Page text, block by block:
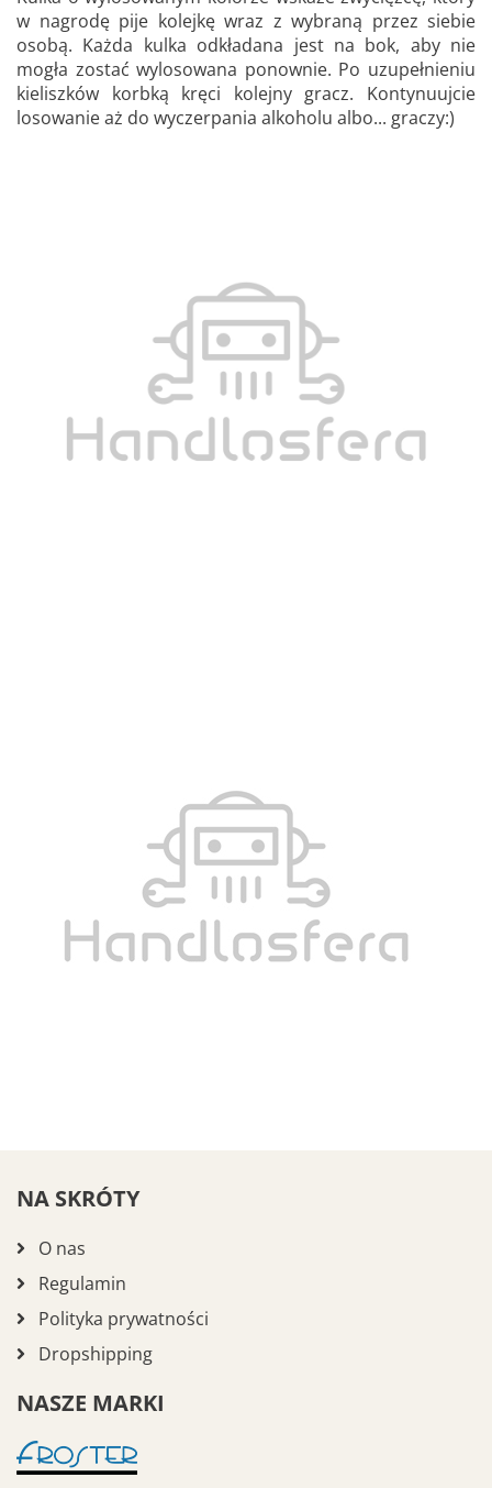
w nagrodę pije kolejkę wraz z wybraną przez siebie
osobą. Każda kulka odkładana jest na bok, aby nie
mogła zostać wylosowana ponownie. Po uzupełnieniu
kieliszków korbką kręci kolejny gracz. Kontynuujcie
losowanie aż do wyczerpania alkoholu albo... graczy:)
NA SKRÓTY
O nas
Regulamin
Polityka prywatności
Dropshipping
NASZE MARKI